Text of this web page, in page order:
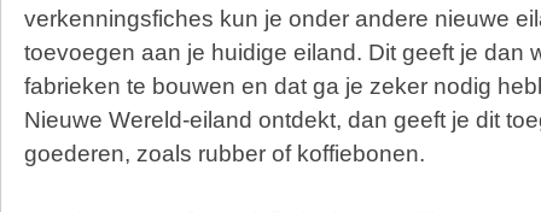
verkenningsfiches kun je onder andere nieuwe
toevoegen aan je huidige eiland. Dit geeft je dan
fabrieken te bouwen en dat ga je zeker nodig
Nieuwe Wereld-eiland ontdekt, dan geeft je dit
goederen, zoals rubber of koffiebonen.